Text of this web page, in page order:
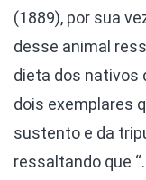
(1889), por sua
desse animal
dieta dos nativos
dois exemplares
sustento e da
ressaltando que